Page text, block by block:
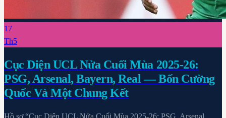
17
Th5
Cục Diện UCL Nửa Cuối Mùa 2025-26:
PSG, Arsenal, Bayern, Real — Bốn Cường
Quốc Và Một Chung Kết
Hồ sơ “Cục Diện UCL Nửa Cuối Mùa 2025-26: PSG, Arsenal,